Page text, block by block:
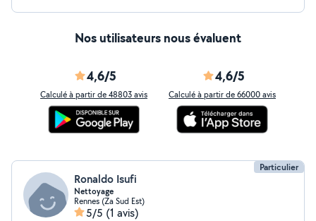
Nos utilisateurs nous évaluent
4,6/5
Calculé à partir de 48803 avis
4,6/5
Calculé à partir de 66000 avis
Particulier
Ronaldo Isufi
Nettoyage
Rennes (Za Sud Est)
5/5 (1 avis)